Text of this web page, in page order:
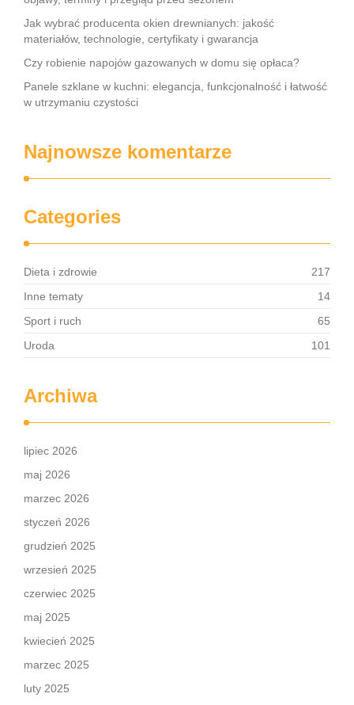
Jak wybrać producenta okien drewnianych: jakość
materiałów, technologie, certyfikaty i gwarancja
Czy robienie napojów gazowanych w domu się opłaca?
Panele szklane w kuchni: elegancja, funkcjonalność i łatwość
w utrzymaniu czystości
Najnowsze komentarze
Categories
Dieta i zdrowie
217
Inne tematy
14
Sport i ruch
65
Uroda
101
Archiwa
lipiec 2026
maj 2026
marzec 2026
styczeń 2026
grudzień 2025
wrzesień 2025
czerwiec 2025
maj 2025
kwiecień 2025
marzec 2025
luty 2025